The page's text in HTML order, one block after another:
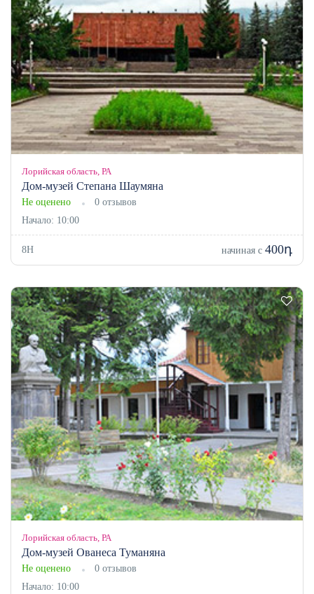
Лорийская область, РА
Дом-музей Степана Шаумяна
Не оценено
0 отзывов
Начало: 10:00
8H начиная с 400դ
Лорийская область, РА
Дом-музей Ованеса Туманяна
Не оценено
0 отзывов
Начало: 10:00